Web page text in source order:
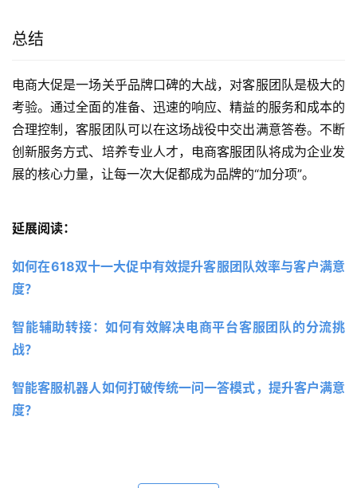
总结
电商大促是一场关乎品牌口碑的大战，对客服团队是极大的
考验。通过全面的准备、迅速的响应、精益的服务和成本的
合理控制，客服团队可以在这场战役中交出满意答卷。不断
创新服务方式、培养专业人才，电商客服团队将成为企业发
展的核心力量，让每一次大促都成为品牌的“加分项”。
延展阅读：
如何在618双十一大促中有效提升客服团队效率与客户满意
度？
智能辅助转接：如何有效解决电商平台客服团队的分流挑
战？
智能客服机器人如何打破传统一问一答模式，提升客户满意
度？